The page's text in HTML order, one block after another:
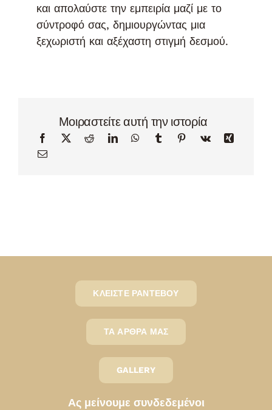
και απολαύστε την εμπειρία μαζί με το
σύντροφό σας, δημιουργώντας μια
ξεχωριστή και αξέχαστη στιγμή δεσμού.
Μοιραστείτε αυτή την ιστορία
ΚΛΕΊΣΤΕ ΡΑΝΤΕΒΟΎ
ΤΑ ΆΡΘΡΑ ΜΑΣ
GALLERY
Ας μείνουμε συνδεδεμένοι